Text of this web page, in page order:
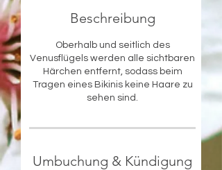
Beschreibung
Oberhalb und seitlich des
Venusflügels werden alle sichtbaren
Härchen entfernt, sodass beim
Tragen eines Bikinis keine Haare zu
sehen sind.
Umbuchung & Kündigung